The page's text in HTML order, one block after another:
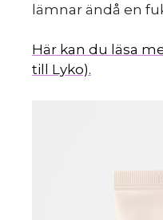
lämnar ändå en
Här kan du läsa
till Lyko).